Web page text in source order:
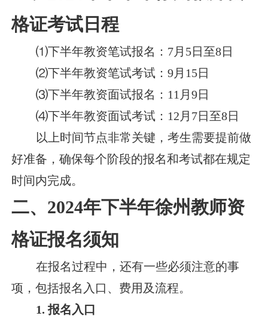
格证考试日程
⑴下半年教资笔试报名：7月5日至8日
⑵下半年教资笔试考试：9月15日
⑶下半年教资面试报名：11月9日
⑷下半年教资面试考试：12月7日至8日
以上时间节点非常关键，考生需要提前做
好准备，确保每个阶段的报名和考试都在规定
时间内完成。
二、2024年下半年徐州教师资
格证报名须知
在报名过程中，还有一些必须注意的事
项，包括报名入口、费用及流程。
1. 报名入口